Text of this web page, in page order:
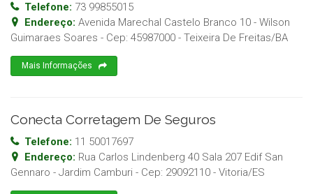
Telefone: 73 99855015
Endereço: Avenida Marechal Castelo Branco 10 - Wilson
Guimaraes Soares - Cep: 45987000 - Teixeira De Freitas/BA
Mais Informações
Conecta Corretagem De Seguros
Telefone: 11 50017697
Endereço: Rua Carlos Lindenberg 40 Sala 207 Edif San
Gennaro - Jardim Camburi - Cep: 29092110 - Vitoria/ES